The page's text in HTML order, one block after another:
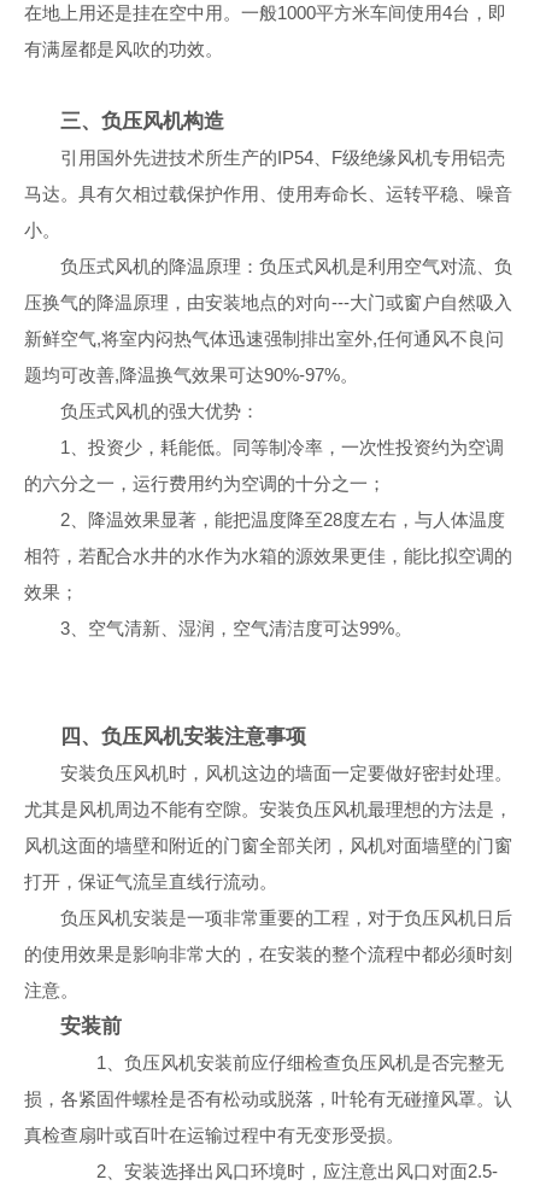
在地上用还是挂在空中用。一般1000平方米车间使用4台，即
有满屋都是风吹的功效。
三、负压风机构造
引用国外先进技术所生产的IP54、F级绝缘风机专用铝壳
马达。具有欠相过载保护作用、使用寿命长、运转平稳、噪音
小。
负压式风机的降温原理：负压式风机是利用空气对流、负
压换气的降温原理，由安装地点的对向---大门或窗户自然吸入
新鲜空气,将室内闷热气体迅速强制排出室外,任何通风不良问
题均可改善,降温换气效果可达90%-97%。
负压式风机的强大优势：
1、投资少，耗能低。同等制冷率，一次性投资约为空调
的六分之一，运行费用约为空调的十分之一；
2、降温效果显著，能把温度降至28度左右，与人体温度
相符，若配合水井的水作为水箱的源效果更佳，能比拟空调的
效果；
3、空气清新、湿润，空气清洁度可达99%。
四、负压风机安装注意事项
安装负压风机时，风机这边的墙面一定要做好密封处理。
尤其是风机周边不能有空隙。安装负压风机最理想的方法是，
风机这面的墙壁和附近的门窗全部关闭，风机对面墙壁的门窗
打开，保证气流呈直线行流动。
负压风机安装是一项非常重要的工程，对于负压风机日后
的使用效果是影响非常大的，在安装的整个流程中都必须时刻
注意。
安装前
1、负压风机安装前应仔细检查负压风机是否完整无
损，各紧固件螺栓是否有松动或脱落，叶轮有无碰撞风罩。认
真检查扇叶或百叶在运输过程中有无变形受损。
2、安装选择出风口环境时，应注意出风口对面2.5-